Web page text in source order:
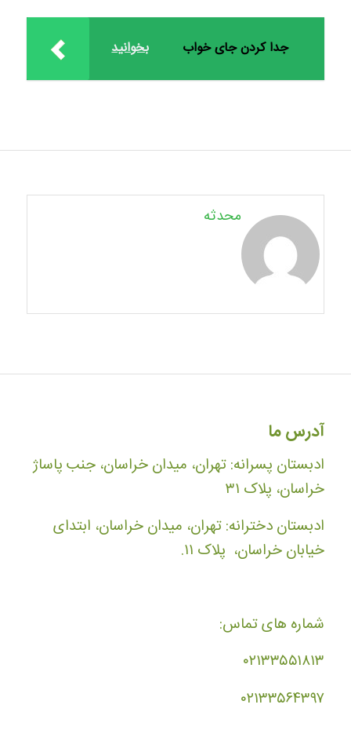
بخوانید جدا کردن جای خواب
محدثه
آدرس ما
ادبستان پسرانه: تهران، میدان خراسان، جنب پاساژ
خراسان، پلاک ۳۱
ادبستان دخترانه: تهران، میدان خراسان، ابتدای
خیابان خراسان، پلاک ۱۱.
شماره های تماس:
۰۲۱۳۳۵۵۱۸۱۳
۰۲۱۳۳۵۶۴۳۹۷